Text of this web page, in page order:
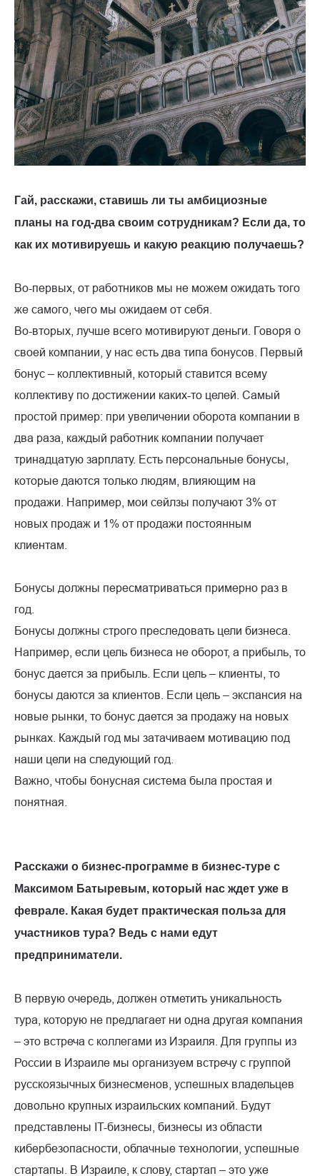
Гай, расскажи, ставишь ли ты амбициозные
планы на год-два своим сотрудникам? Если да, то
как их мотивируешь и какую реакцию получаешь?
Во-первых, от работников мы не можем ожидать того
же самого, чего мы ожидаем от себя.
Во-вторых, лучше всего мотивируют деньги. Говоря о
своей компании, у нас есть два типа бонусов. Первый
бонус – коллективный, который ставится всему
коллективу по достижении каких-то целей. Самый
простой пример: при увеличении оборота компании в
два раза, каждый работник компании получает
тринадцатую зарплату. Есть персональные бонусы,
которые даются только людям, влияющим на
продажи. Например, мои сейлзы получают 3% от
новых продаж и 1% от продажи постоянным
клиентам.
Бонусы должны пересматриваться примерно раз в
год.
Бонусы должны строго преследовать цели бизнеса.
Например, если цель бизнеса не оборот, а прибыль, то
бонус дается за прибыль. Если цель – клиенты, то
бонусы даются за клиентов. Если цель – экспансия на
новые рынки, то бонус дается за продажу на новых
рынках. Каждый год мы затачиваем мотивацию под
наши цели на следующий год.
Важно, чтобы бонусная система была простая и
понятная.
Расскажи о бизнес-программе в бизнес-туре с
Максимом Батыревым, который нас ждет уже в
феврале. Какая будет практическая польза для
участников тура? Ведь с нами едут
предприниматели.
В первую очередь, должен отметить уникальность
тура, которую не предлагает ни одна другая компания
– это встреча с коллегами из Израиля. Для группы из
России в Израиле мы организуем встречу с группой
русскоязычных бизнесменов, успешных владельцев
довольно крупных израильских компаний. Будут
представлены IT-бизнесы, бизнесы из области
кибербезопасности, облачные технологии, успешные
стартапы. В Израиле, к слову, стартап – это уже